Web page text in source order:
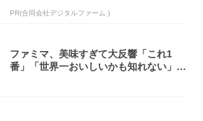
PR(合同会社デジタルファーム )
ファミマ、美味すぎて大反響「これ1
番」「世界一おいしいかも知れない」